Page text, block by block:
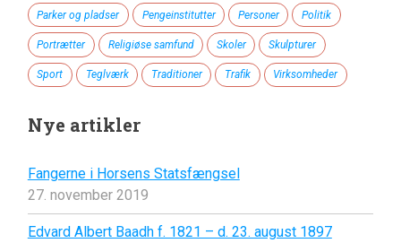
Parker og pladser Pengeinstitutter Personer Politik
Portrætter Religiøse samfund Skoler Skulpturer
Sport Teglværk Traditioner Trafik Virksomheder
Nye artikler
Fangerne i Horsens Statsfængsel
27. november 2019
Edvard Albert Baadh f. 1821 – d. 23. august 1897